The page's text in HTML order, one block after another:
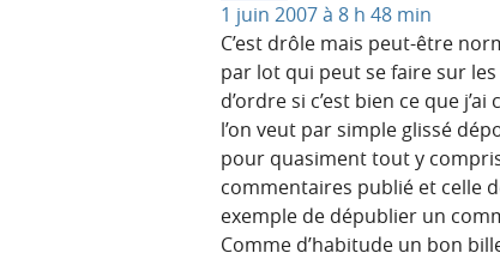
1 juin 2007 à 8 h 48 min
C’est drôle mais peut-être
par lot qui peut se faire sur
d’ordre si c’est bien ce que
l’on veut par simple glissé
pour quasiment tout y
commentaires publié et celle
exemple de dépublier un
Comme d’habitude un bon